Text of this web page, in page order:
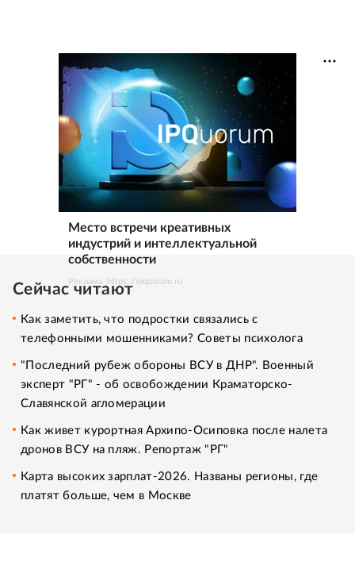
Место встречи креативных
индустрий и интеллектуальной
собственности
Реклама. https://ipquorum.ru
Сейчас читают
Как заметить, что подростки связались с
телефонными мошенниками? Советы психолога
"Последний рубеж обороны ВСУ в ДНР". Военный
эксперт "РГ" - об освобождении Краматорско-
Славянской агломерации
Как живет курортная Архипо-Осиповка после налета
дронов ВСУ на пляж. Репортаж "РГ"
Карта высоких зарплат-2026. Названы регионы, где
платят больше, чем в Москве